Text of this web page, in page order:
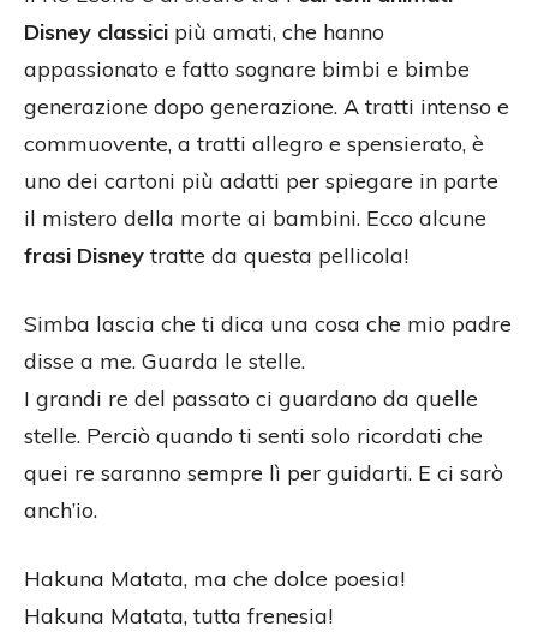
Disney classici più amati, che hanno
appassionato e fatto sognare bimbi e bimbe
generazione dopo generazione. A tratti intenso e
commuovente, a tratti allegro e spensierato, è
uno dei cartoni più adatti per spiegare in parte
il mistero della morte ai bambini. Ecco alcune
frasi Disney tratte da questa pellicola!
Simba lascia che ti dica una cosa che mio padre
disse a me. Guarda le stelle.
I grandi re del passato ci guardano da quelle
stelle. Perciò quando ti senti solo ricordati che
quei re saranno sempre lì per guidarti. E ci sarò
anch’io.
Hakuna Matata, ma che dolce poesia!
Hakuna Matata, tutta frenesia!